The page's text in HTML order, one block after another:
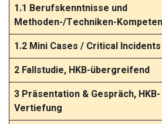
1.1 Berufskenntnisse und
Methoden-/Techniken-
1.2 Mini Cases / Critical Incidents
2 Fallstudie, HKB-übergreifend
3 Präsentation & Gespräch, HKB-
Vertiefung